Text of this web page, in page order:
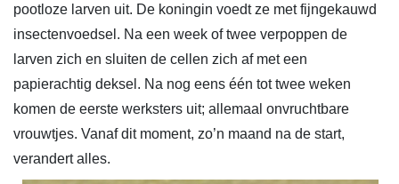
pootloze larven uit. De koningin voedt ze met fijngekauwd
insectenvoedsel. Na een week of twee verpoppen de
larven zich en sluiten de cellen zich af met een
papierachtig deksel. Na nog eens één tot twee weken
komen de eerste werksters uit; allemaal onvruchtbare
vrouwtjes. Vanaf dit moment, zo’n maand na de start,
verandert alles.